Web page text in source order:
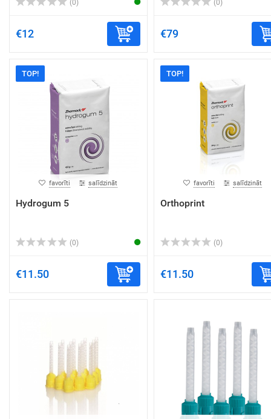
(0)
€12
(0)
€79
TOP!
favorīti salīdzināt
Hydrogum 5
(0)
€11.50
TOP!
favorīti salīdzināt
Orthoprint
(0)
€11.50